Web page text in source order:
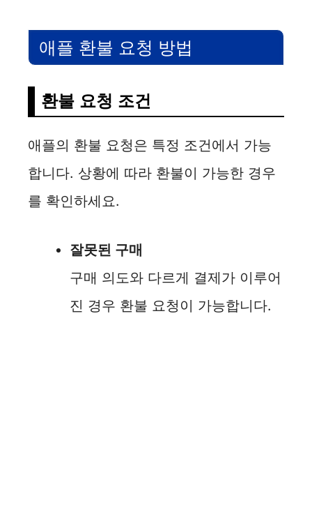
애플 환불 요청 방법
환불 요청 조건
애플의 환불 요청은 특정 조건에서 가능
합니다. 상황에 따라 환불이 가능한 경우
를 확인하세요.
잘못된 구매
구매 의도와 다르게 결제가 이루어
진 경우 환불 요청이 가능합니다.